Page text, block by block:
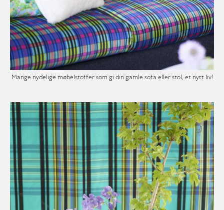
Mange nydelige møbelstoffer som gi din gamle sofa eller stol, et nytt liv!